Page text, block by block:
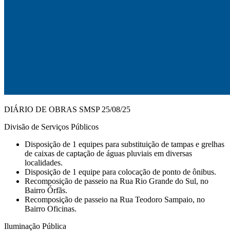
DIÁRIO DE OBRAS SMSP 25/08/25
Divisão de Serviços Públicos
Disposição de 1 equipes para substituição de tampas e grelhas
de caixas de captação de águas pluviais em diversas
localidades.
Disposição de 1 equipe para colocação de ponto de ônibus.
Recomposição de passeio na Rua Rio Grande do Sul, no
Bairro Órfãs.
Recomposição de passeio na Rua Teodoro Sampaio, no
Bairro Oficinas.
Iluminação Pública